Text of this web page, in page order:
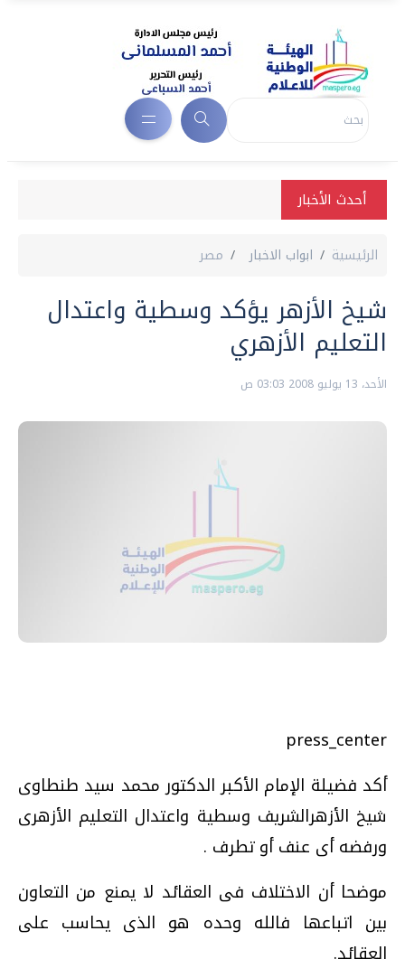
أحدث الأخبار
الرئيسية ابواب الاخبار مصر
شيخ الأزهر يؤكد وسطية واعتدال
التعليم الأزهري
الأحد، 13 يوليو 2008 03:03 ص
press_center
أكد فضيلة الإمام الأكبر الدكتور محمد سيد طنطاوى
شيخ الأزهرالشريف وسطية واعتدال التعليم الأزهرى
ورفضه أى عنف أو تطرف .
موضحا أن الاختلاف فى العقائد لا يمنع من التعاون
بين اتباعها فالله وحده هو الذى يحاسب على
العقائد.